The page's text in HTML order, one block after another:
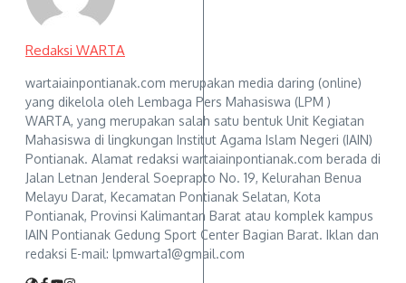
Redaksi WARTA
wartaiainpontianak.com merupakan media daring (online)
yang dikelola oleh Lembaga Pers Mahasiswa (LPM )
WARTA, yang merupakan salah satu bentuk Unit Kegiatan
Mahasiswa di lingkungan Institut Agama Islam Negeri (IAIN)
Pontianak. Alamat redaksi wartaiainpontianak.com berada di
Jalan Letnan Jenderal Soeprapto No. 19, Kelurahan Benua
Melayu Darat, Kecamatan Pontianak Selatan, Kota
Pontianak, Provinsi Kalimantan Barat atau komplek kampus
IAIN Pontianak Gedung Sport Center Bagian Barat. Iklan dan
redaksi E-mail: lpmwarta1@gmail.com